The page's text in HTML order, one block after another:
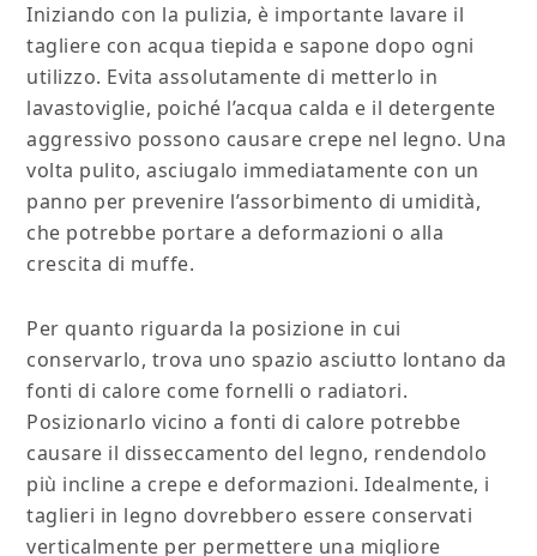
Iniziando con la pulizia, è importante lavare il
tagliere con acqua tiepida e sapone dopo ogni
utilizzo. Evita assolutamente di metterlo in
lavastoviglie, poiché l’acqua calda e il detergente
aggressivo possono causare crepe nel legno. Una
volta pulito, asciugalo immediatamente con un
panno per prevenire l’assorbimento di umidità,
che potrebbe portare a deformazioni o alla
crescita di muffe.
Per quanto riguarda la posizione in cui
conservarlo, trova uno spazio asciutto lontano da
fonti di calore come fornelli o radiatori.
Posizionarlo vicino a fonti di calore potrebbe
causare il disseccamento del legno, rendendolo
più incline a crepe e deformazioni. Idealmente, i
taglieri in legno dovrebbero essere conservati
verticalmente per permettere una migliore